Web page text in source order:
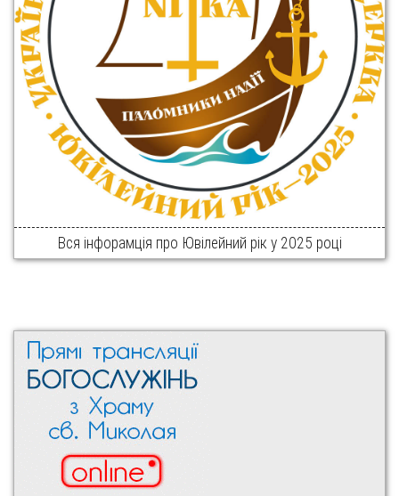
Вся інфорамція про Ювілейний рік у 2025 році